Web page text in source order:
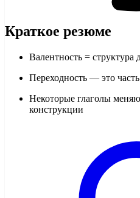
Краткое резюме
Валентность = структура
Переходность — это
Некоторые глаголы
конструкции